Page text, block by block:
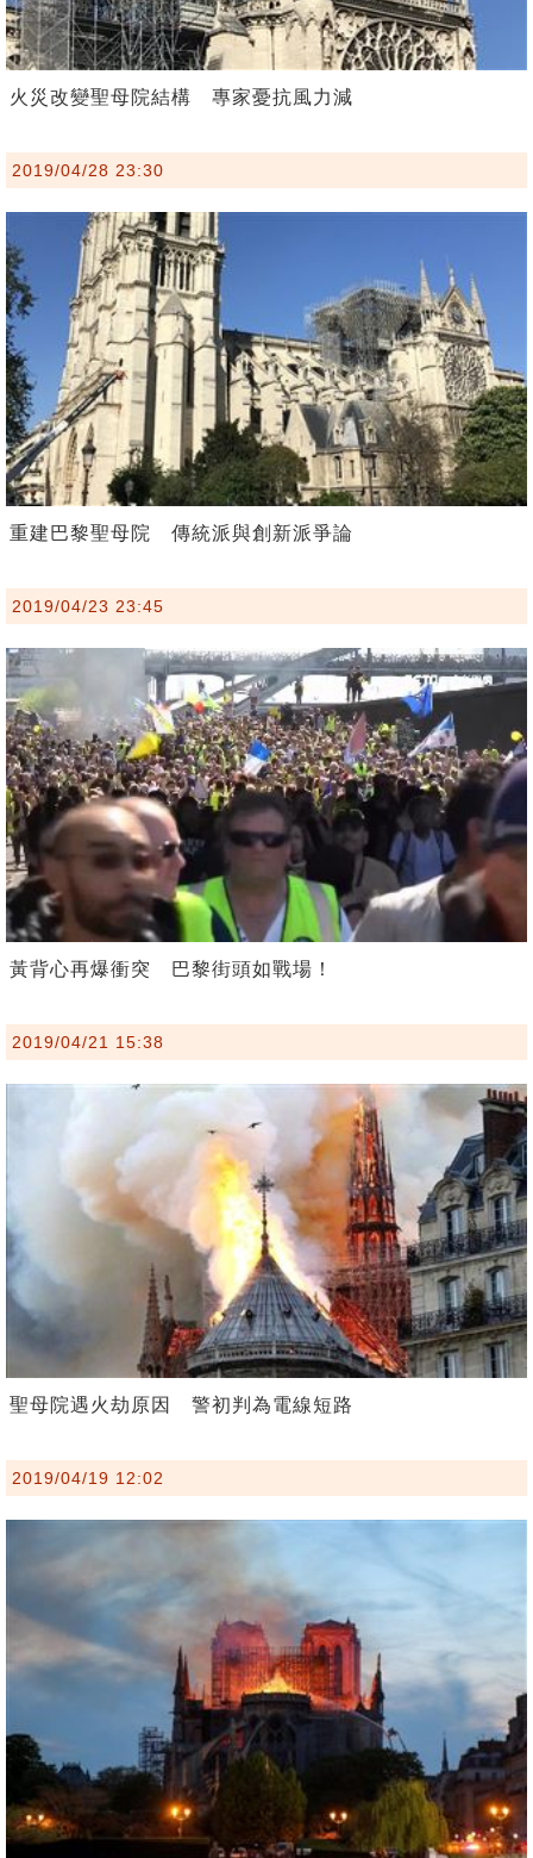
火災改變聖母院結構 專家憂抗風力減
2019/04/28 23:30
重建巴黎聖母院 傳統派與創新派爭論
2019/04/23 23:45
黃背心再爆衝突 巴黎街頭如戰場！
2019/04/21 15:38
聖母院遇火劫原因 警初判為電線短路
2019/04/19 12:02